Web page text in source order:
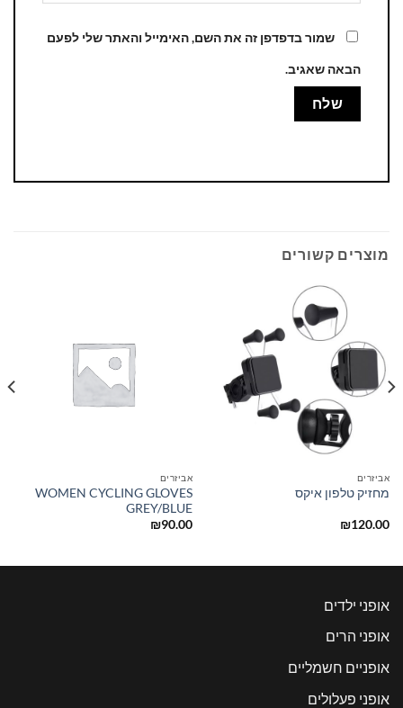
שמור בדפדפן זה את השם, האימייל והאתר שלי לפעם
הבאה שאגיב.
מוצרים קשורים
אביזרים
מחזיק טלפון איקס
₪120.00
אביזרים
WOMEN CYCLING GLOVES
GREY/BLUE
₪90.00
אופני ילדים
אופני הרים
אופניים חשמליים
אופני פעלולים